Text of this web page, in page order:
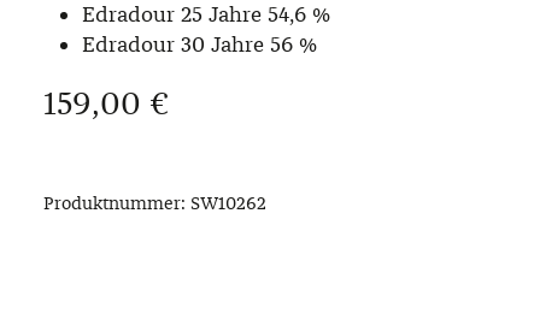
Edradour 25 Jahre 54,6 %
Edradour 30 Jahre 56 %
Regulärer Preis:
159,00 €
Produktnummer: SW10262